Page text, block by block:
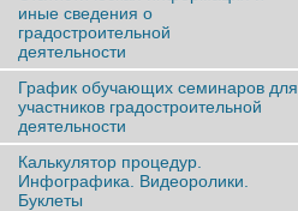
иные сведения о
градостроительной
деятельности
График обучающих семинаров для
участников градостроительной
деятельности
Калькулятор процедур.
Инфографика. Видеоролики.
Буклеты